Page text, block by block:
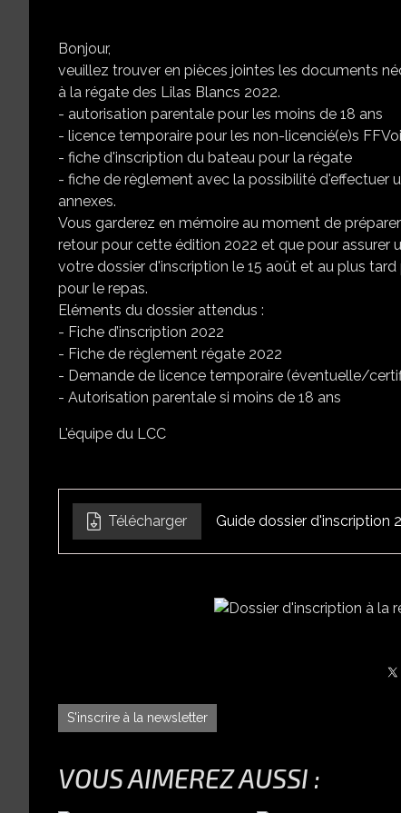
Bonjour,
veuillez trouver en pièces jointes les documents
à la régate des Lilas Blancs 2022.
- autorisation parentale pour les moins de 18 ans
- licence temporaire pour les non-licencié(e)s
- fiche d'inscription du bateau pour la régate
- fiche de règlement avec la possibilité d'effectuer
annexes.
Vous garderez en mémoire au moment de
retour pour cette édition 2022 et que pour assurer
votre dossier d'inscription le 15 août et au plus
pour le repas.
Eléments du dossier attendus :
- Fiche d’inscription 2022
- Fiche de règlement régate 2022
- Demande de licence temporaire (éventuelle/
- Autorisation parentale si moins de 18 ans
L'équipe du LCC
Télécharger Guide dossier d'inscription
S'inscrire à la newsletter
VOUS AIMEREZ AUSSI :